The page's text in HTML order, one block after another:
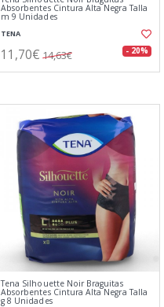
Absorbentes Cintura Alta Negra Talla
m 9 Unidades
TENA
11,70€ 14,63€ - 20%
Tena Silhouette Noir Braguitas
Absorbentes Cintura Alta Negra Talla
g 8 Unidades